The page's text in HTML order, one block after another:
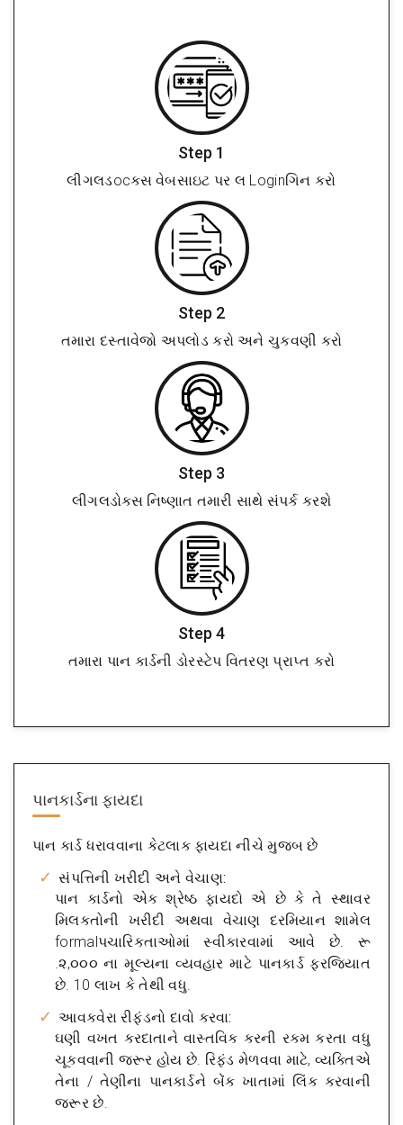
Step 1
લીગલડocક્સ વેબસાઇટ પર લ Loginગિન કરો
Step 2
તમારા દસ્તાવેજો અપલોડ કરો અને ચુકવણી કરો
Step 3
લીગલડોક્સ નિષ્ણાત તમારી સાથે સંપર્ક કરશે
Step 4
તમારા પાન કાર્ડની ડોરસ્ટેપ વિતરણ પ્રાપ્ત કરો
પાનકાર્ડના ફાયદા
પાન કાર્ડ ધરાવવાના કેટલાક ફાયદા નીચે મુજબ છે
સંપત્તિની ખરીદી અને વેચાણ:
પાન કાર્ડનો એક શ્રેષ્ઠ ફાયદો એ છે કે તે સ્થાવર
મિલકતોની ખરીદી અથવા વેચાણ દરમિયાન શામેલ
formalપચારિકતાઓમાં સ્વીકારવામાં આવે છે. રૂ
.૨,૦૦૦ ના મૂલ્યના વ્યવહાર માટે પાનકાર્ડ ફરજિયાત
છે. 10 લાખ કે તેથી વધુ.
આવકવેરા રીફંડનો દાવો કરવા:
ઘણી વખત કરદાતાને વાસ્તવિક કરની રકમ કરતા વધુ
ચૂકવવાની જરૂર હોય છે. રિફંડ મેળવવા માટે, વ્યક્તિએ
તેના / તેણીના પાનકાર્ડને બેંક ખાતામાં લિંક કરવાની
જરૂર છે.